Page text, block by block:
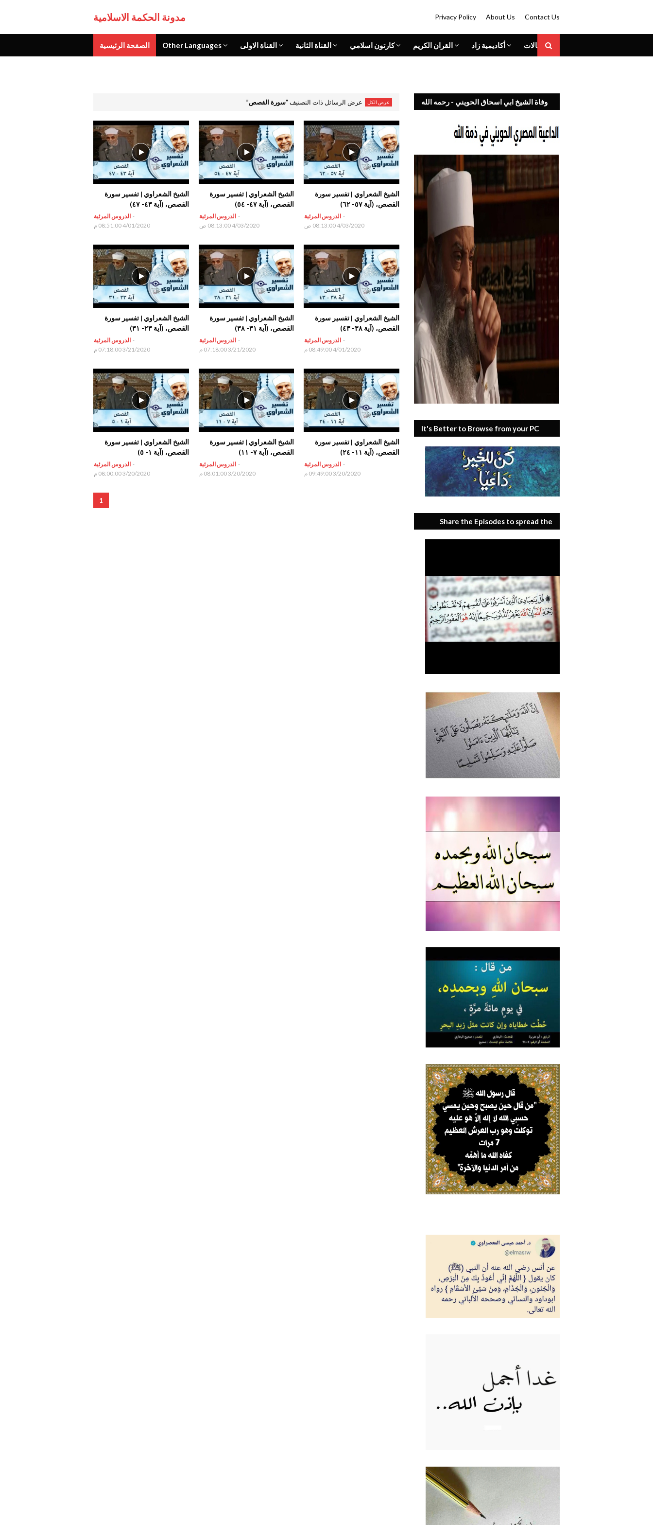
مدونة الحكمة الاسلامية Privacy Policy About Us Contact Us
الصفحة الرئيسية Other Languages القناة الاولى القناة الثانية كارتون اسلامي القران الكريم أكاديمية زاد المقالات
عرض الرسائل ذات التصنيف سورة القصص عرض الكل
الشيخ الشعراوي | تفسير سورة
القصص، (آية ٥٧- ٦٢)
الدروس المرئية -
4/03/2020 08:13:00 ص
الشيخ الشعراوي | تفسير سورة
القصص، (آية ٤٧- ٥٤)
الدروس المرئية -
4/03/2020 08:13:00 ص
الشيخ الشعراوي | تفسير سورة
القصص، (آية ٤٣- ٤٧)
الدروس المرئية -
4/01/2020 08:51:00 م
الشيخ الشعراوي | تفسير سورة
القصص، (آية ٣٨- ٤٣)
الدروس المرئية -
4/01/2020 08:49:00 م
الشيخ الشعراوي | تفسير سورة
القصص، (آية ٣١- ٣٨)
الدروس المرئية -
3/21/2020 07:18:00 م
الشيخ الشعراوي | تفسير سورة
القصص، (آية ٢٣- ٣١)
الدروس المرئية -
3/21/2020 07:18:00 م
الشيخ الشعراوي | تفسير سورة
القصص، (آية ١١- ٢٤)
الدروس المرئية -
3/20/2020 09:49:00 م
الشيخ الشعراوي | تفسير سورة
القصص، (آية ٧- ١١)
الدروس المرئية -
3/20/2020 08:01:00 م
الشيخ الشعراوي | تفسير سورة
القصص، (آية ١- ٥)
الدروس المرئية -
3/20/2020 08:00:00 م
1
وفاة الشيخ ابي اسحاق الحويني - رحمه الله
It's Better to Browse from your PC
Share the Episodes to spread the
benefit